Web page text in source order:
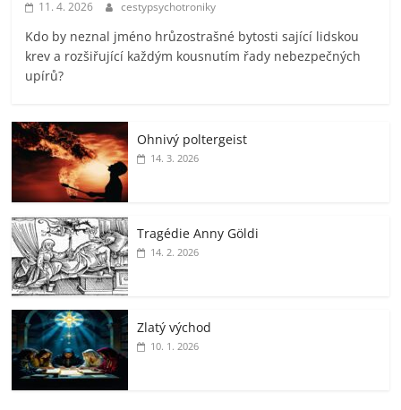
11. 4. 2026 cestypsychotroniky
Kdo by neznal jméno hrůzostrašné bytosti sající lidskou
krev a rozšiřující každým kousnutím řady nebezpečných
upírů?
Ohnivý poltergeist
14. 3. 2026
Tragédie Anny Göldi
14. 2. 2026
Zlatý východ
10. 1. 2026